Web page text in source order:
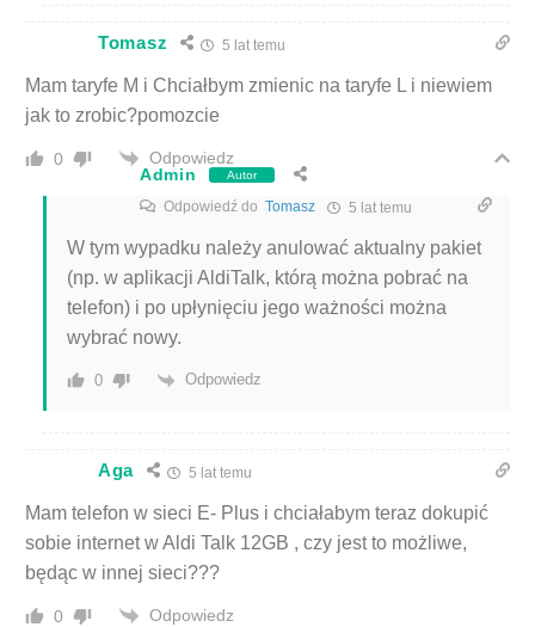
Tomasz 5 lat temu
Mam taryfe M i Chciałbym zmienic na taryfe L i niewiem
jak to zrobic?pomozcie
0
Odpowiedz
Admin
Autor
Odpowiedź do Tomasz 5 lat temu
W tym wypadku należy anulować aktualny pakiet
(np. w aplikacji AldiTalk, którą można pobrać na
telefon) i po upłynięciu jego ważności można
wybrać nowy.
0 Odpowiedz
Aga 5 lat temu
Mam telefon w sieci E- Plus i chciałabym teraz dokupić
sobie internet w Aldi Talk 12GB , czy jest to możliwe,
będąc w innej sieci???
0 Odpowiedz